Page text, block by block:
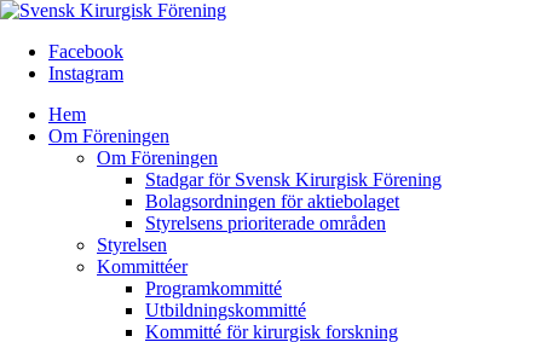
Facebook
Instagram
Hem
Om Föreningen
Om Föreningen
Stadgar för Svensk Kirurgisk Förening
Bolagsordningen för aktiebolaget
Styrelsens prioriterade områden
Styrelsen
Kommittéer
Programkommitté
Utbildningskommitté
Kommitté för kirurgisk forskning